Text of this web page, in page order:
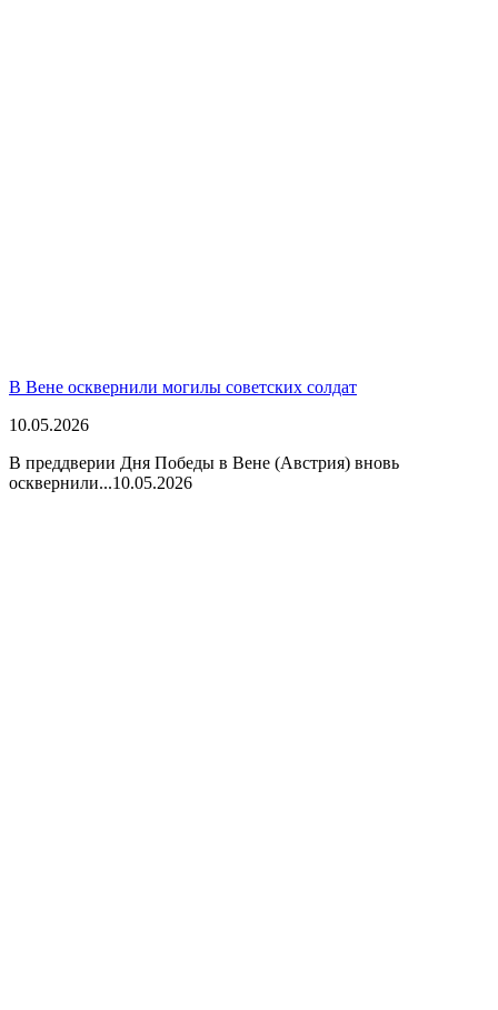
В Вене осквернили могилы советских солдат
10.05.2026
В преддверии Дня Победы в Вене (Австрия) вновь
осквернили...10.05.2026